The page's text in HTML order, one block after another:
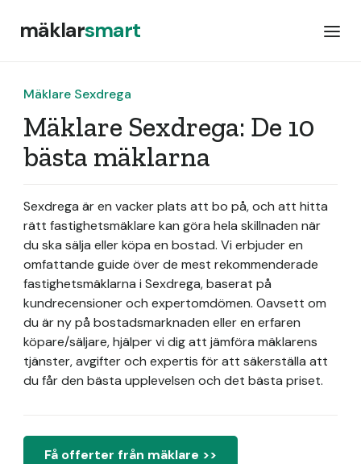
mäklarsmart
Mäklare Sexdrega
Mäklare Sexdrega: De 10
bästa mäklarna
Sexdrega är en vacker plats att bo på, och att hitta
rätt fastighetsmäklare kan göra hela skillnaden när
du ska sälja eller köpa en bostad. Vi erbjuder en
omfattande guide över de mest rekommenderade
fastighetsmäklarna i Sexdrega, baserat på
kundrecensioner och expertomdömen. Oavsett om
du är ny på bostadsmarknaden eller en erfaren
köpare/säljare, hjälper vi dig att jämföra mäklarens
tjänster, avgifter och expertis för att säkerställa att
du får den bästa upplevelsen och det bästa priset.
Få offerter från mäklare >>